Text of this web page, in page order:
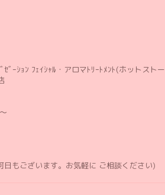
ﾞｰｼｮﾝ ﾌｪｲｼｬﾙ・アロマﾄﾘｰﾄﾒﾝﾄ(ホットストー
もございます。お気軽に ご相談ください)